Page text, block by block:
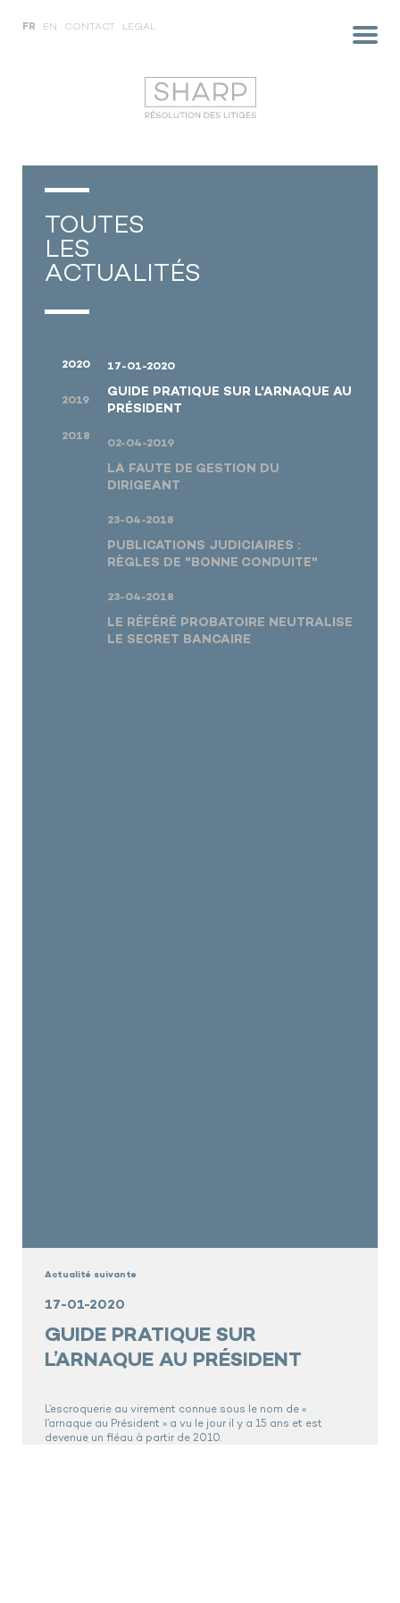
FR EN CONTACT LEGAL
TOUTES
LES
ACTUALITÉS
2020
2019
2018
17-01-2020
GUIDE PRATIQUE SUR L'ARNAQUE AU
PRÉSIDENT
02-04-2019
LA FAUTE DE GESTION DU
DIRIGEANT
23-04-2018
PUBLICATIONS JUDICIAIRES :
RÈGLES DE "BONNE CONDUITE"
23-04-2018
LE RÉFÉRÉ PROBATOIRE NEUTRALISE
LE SECRET BANCAIRE
Actualité suivante
17-01-2020
GUIDE PRATIQUE SUR
L’ARNAQUE AU PRÉSIDENT
L’escroquerie au virement connue sous le nom de «
l’arnaque au Président » a vu le jour il y a 15 ans et est
devenue un fléau à partir de 2010.